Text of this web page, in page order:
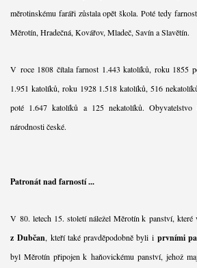
měrotinskému faráři zůstala opět škola. Poté tedy
Měrotín, Hradečná, Kovářov, Mladeč, Savín a Slavětín.
V roce 1808 čítala farnost 1.443 katolíků, roku 1855
1.951 katolíků, roku 1928 1.518 katolíků, 516
poté 1.647 katolíků a 125 nekatolíků.
národnosti české.
Patronát nad farností ...
V 80. letech 15. století náležel Měrotín k panství,
z Dubčan, kteří také pravděpodobně byli i prvními
byl Měrotín připojen k haňovickému panství, jehož